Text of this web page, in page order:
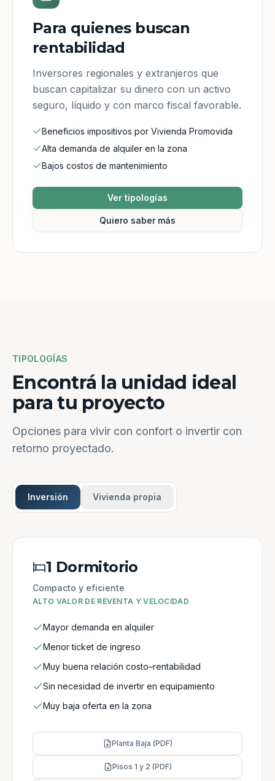
Para quienes buscan
rentabilidad
Inversores regionales y extranjeros que
buscan capitalizar su dinero con un activo
seguro, líquido y con marco fiscal favorable.
Beneficios impositivos por Vivienda Promovida
Alta demanda de alquiler en la zona
Bajos costos de mantenimiento
Ver tipologías
Quiero saber más
TIPOLOGÍAS
Encontrá la unidad ideal
para tu proyecto
Opciones para vivir con confort o invertir con
retorno proyectado.
Inversión Vivienda propia
1 Dormitorio
Compacto y eficiente
ALTO VALOR DE REVENTA Y VELOCIDAD
Mayor demanda en alquiler
Menor ticket de ingreso
Muy buena relación costo–rentabilidad
Sin necesidad de invertir en equipamiento
Muy baja oferta en la zona
Planta Baja (PDF)
Pisos 1 y 2 (PDF)